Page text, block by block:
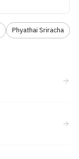
Phyathai Sriracha